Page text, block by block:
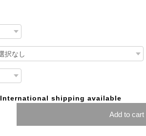
International shipping available
Add to cart